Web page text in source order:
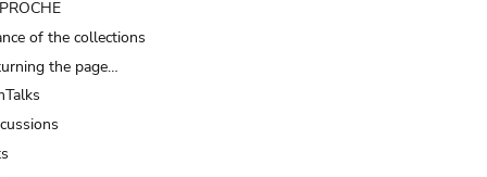
of the collections
the page…